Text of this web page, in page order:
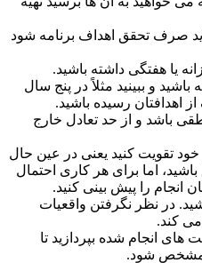
تحقق اهداف برنامه شود
هفتگی داشته باشید.
و ببینید مثلاً در پنج سال
رسیده باشید.
و از حد تعادل خارج
کنید یعنی در عین حال
اما برای هر کاری احتمال
را پیش بینی کنید.
نظر نگرفتن واقعیات
انجام شده بپردازید تا
شود.